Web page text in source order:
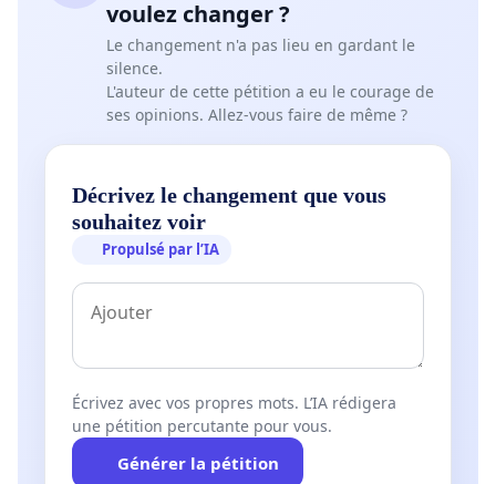
voulez changer ?
Le changement n'a pas lieu en gardant le
silence.
L'auteur de cette pétition a eu le courage de
ses opinions. Allez-vous faire de même ?
Décrivez le changement que vous
souhaitez voir
Propulsé par l’IA
Écrivez avec vos propres mots. L’IA rédigera
une pétition percutante pour vous.
Générer la pétition